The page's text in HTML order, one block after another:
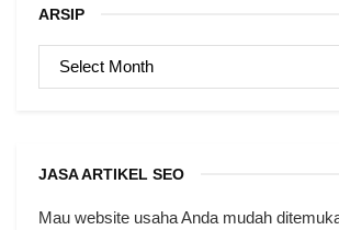
ARSIP
ARSIP
JASA ARTIKEL SEO
Mau website usaha Anda mudah